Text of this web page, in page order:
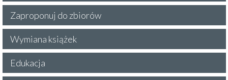
Zaproponuj do zbiorów
Wymiana książek
Edukacja